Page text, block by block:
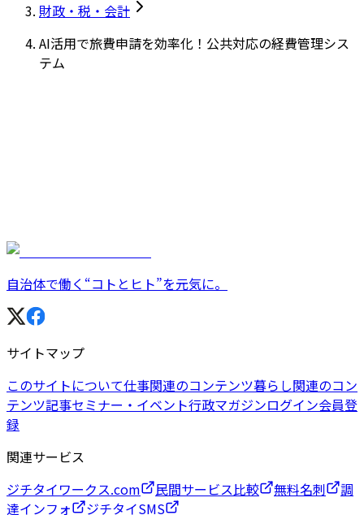
財政・税・会計
AI活用で旅費申請を効率化！公共対応の経費管理シス
テム
自治体で働く“コトとヒト”を元気に。
サイトマップ
このサイトについて仕事関連のコンテンツ暮らし関連のコン
テンツ記事セミナー・イベント行政マガジンログイン会員登
録
関連サービス
ジチタイワークス.com
民間サービス比較 無料名刺
調
達インフォ
ジチタイSMS